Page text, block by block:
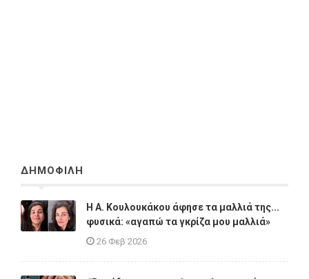
ΔΗΜΟΦΙΛΗ
Η A. Κουλουκάκου άφησε τα μαλλιά της...
φυσικά: «αγαπώ τα γκρίζα μου μαλλιά»
26 Φεβ 2026